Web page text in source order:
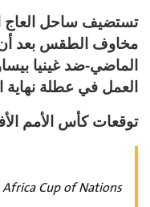
تستضيف ساحل العاج
مخاوف الطقس بعد
الماضي-ضد غينيا
العمل في عطلة نهاية
توقعات كأس الأمم
Cup of Nations?